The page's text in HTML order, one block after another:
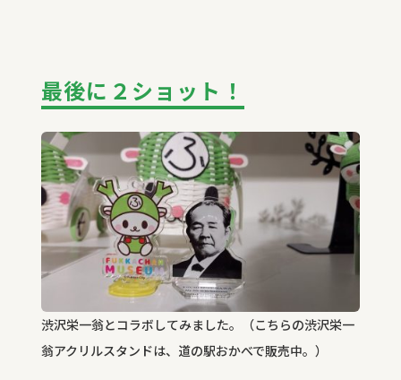
最後に２ショット！
渋沢栄一翁とコラボしてみました。（こちらの渋沢栄一
翁アクリルスタンドは、道の駅おかべで販売中。）